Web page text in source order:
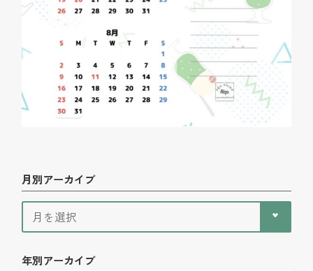
月別アーカイブ
年別アーカイブ